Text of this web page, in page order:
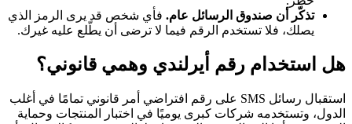
تذكّر أن صندوق الرسائل عام. فأي شخص قد يرى الرمز الذي
يصلك، فلا تستخدم الرقم فيما لا ترضى أن يطّلع عليه غيرك.
هل استخدام رقم أيرلندي وهمي قانوني؟
استقبال رسائل SMS على رقم افتراضي أمر قانوني تمامًا في أغلب
الدول، وتستخدمه شركات كبرى يوميًا في اختبار المنتجات وحماية